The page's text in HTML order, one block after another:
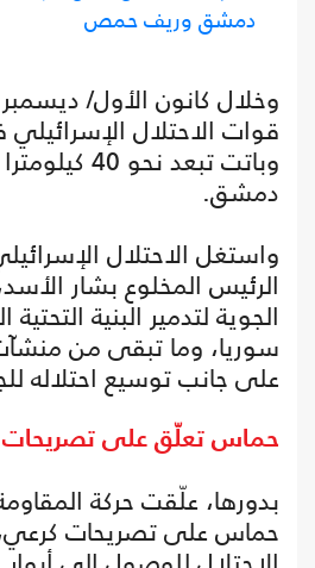
دمشق وريف حمص
وخلال كانون الأول/
قوات الاحتلال
وباتت تبعد
دمشق.
واستغل الاحتلال
الرئيس المخلوع بشار
الجوية لتدمير البنية
سوريا، وما تبقى من
على جانب توسيع احتلاله
حماس تعلّق على
بدورها، علّقت حركة
حماس على تصريحات